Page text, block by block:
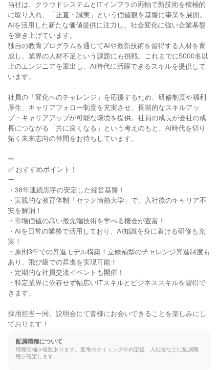
当社は、クラウドシステムとITインフラの両軸で新技術を積極的
に取り入れ、「正直・誠実」という価値観を基盤に事業を展開。
AIを活用した新たな価値提供に注力し、社会変化に強い企業基盤
を築き上げています。
独自の教育プログラムを通じてAIや最新技術を習得する人材を育
成し、業界の人材不足という課題にも挑戦。これまでに5000名以
上のエンジニアを輩出し、AI時代に活躍できるスキルを提供して
います。
社員の「変化へのチャレンジ」を応援するため、研修制度や福利
厚生、キャリアフォロー制度を充実させ、長期的なスキルアッ
プ・キャリアアップが可能な環境を提供。社員の成長が会社の成
長につながる「共に良くなる」という考えのもと、AI時代を切り
拓く未来志向の仲間をお待ちしています。
ー
✅ おすすめポイント！
ー
・38年連続黒字の安定した経営基盤！
・実践的な教育体制「セラク情熱大学」で、入社後のキャリア不
安を解消！
・市場価値の高い最先端技術を学べる機会が豊富！
・AIを日常の業務で活用しており、AI知識を身に着ける研修も充
実！
・原則3年での昇進モデル構築！立候補型のチャレンジ昇進制度も
あり、飛び級での昇進を実現可能！
・定期的な社員交流イベントも開催！
・特定業界に依存せず幅広いITスキルとビジネススキルを習得で
きます。
採用担当一同、説明会にて皆様にお会いできることを楽しみにし
ております！
配属職種について
職種候補が複数あります。選考のタイミングや内定後、入社後などに配属職
種が確定します。